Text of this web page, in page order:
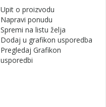
Upit o proizvodu
Napravi ponudu
Spremi na listu želja
Dodaj u grafikon usporedba
Pregledaj Grafikon
usporedbi